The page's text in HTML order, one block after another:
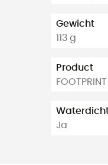
Gewicht
113 g
Product
Ja